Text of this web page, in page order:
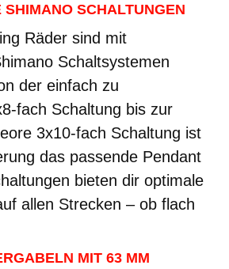
SCHALTUNGEN
Räder sind mit
Schaltsystemen
der einfach zu
fach Schaltung bis zur
3x10-fach Schaltung ist
das passende Pendant
bieten dir optimale
allen Strecken – ob flach
MIT 63 MM